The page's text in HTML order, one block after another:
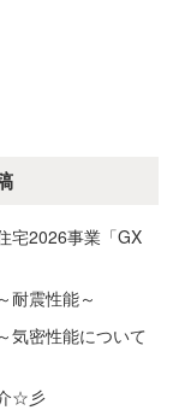
宅2026事業「GX
震性能～
密性能について
☆彡